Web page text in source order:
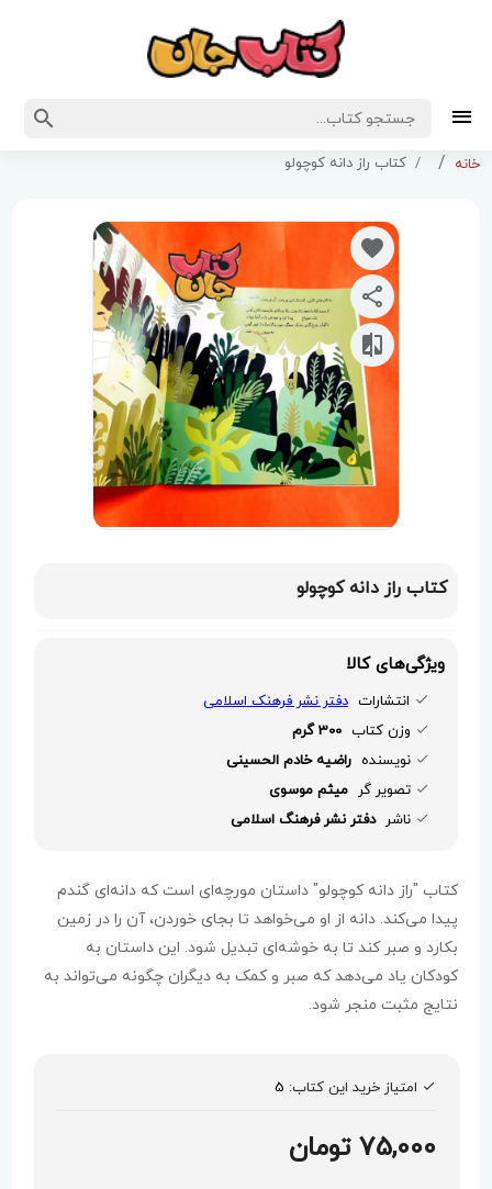
خانه کتاب راز دانه کوچولو
کتاب راز دانه کوچولو
ویژگی‌های کالا
انتشارات دفتر نشر فرهنک اسلامی
وزن کتاب 300 گرم
نویسنده راضیه خادم الحسینی
تصویر گر میثم موسوی
ناشر دفتر نشر فرهنگ اسلامی
کتاب "راز دانه کوچولو" داستان مورچه‌ای است که دانه‌ای گندم
پیدا می‌کند. دانه از او می‌خواهد تا بجای خوردن، آن را در زمین
بکارد و صبر کند تا به خوشه‌ای تبدیل شود. این داستان به
کودکان یاد می‌دهد که صبر و کمک به دیگران چگونه می‌تواند به
نتایج مثبت منجر شود.
امتیاز خرید این کتاب: 5
75,000 تومان